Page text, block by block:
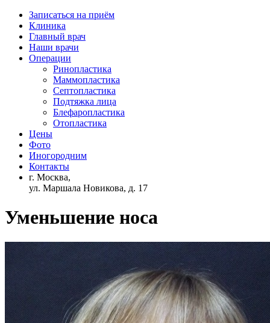
Записаться на приём
Клиника
Главный врач
Наши врачи
Операции
Ринопластика
Маммопластика
Септопластика
Подтяжка лица
Блефаропластика
Отопластика
Цены
Фото
Иногородним
Контакты
г. Москва,
ул. Маршала Новикова, д. 17
Уменьшение носа